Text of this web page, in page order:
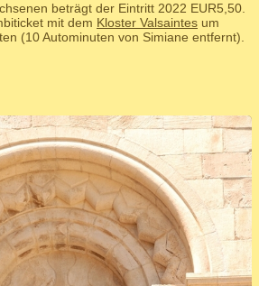
beträgt der Eintritt 2022 EUR5,50.
mit dem Kloster Valsaintes um
(10 Autominuten von Simiane entfernt).